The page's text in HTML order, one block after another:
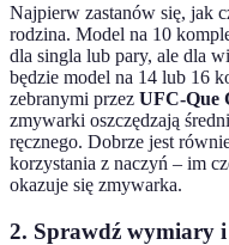
Najpierw zastanów się, jak
rodzina. Model na 10
dla singla lub pary, ale dla
będzie model na 14 lub 16
zebranymi przez UFC-Que
zmywarki oszczędzają
ręcznego. Dobrze jest
korzystania z naczyń – im
okazuje się zmywarka.
2. Sprawdź wymiary